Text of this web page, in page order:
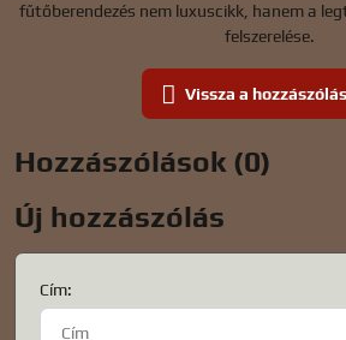
fűtőberendezés nem luxuscikk, hanem a
felszerelése.
Vissza a
Hozzászólások (0)
Új hozzászólás
Cím: